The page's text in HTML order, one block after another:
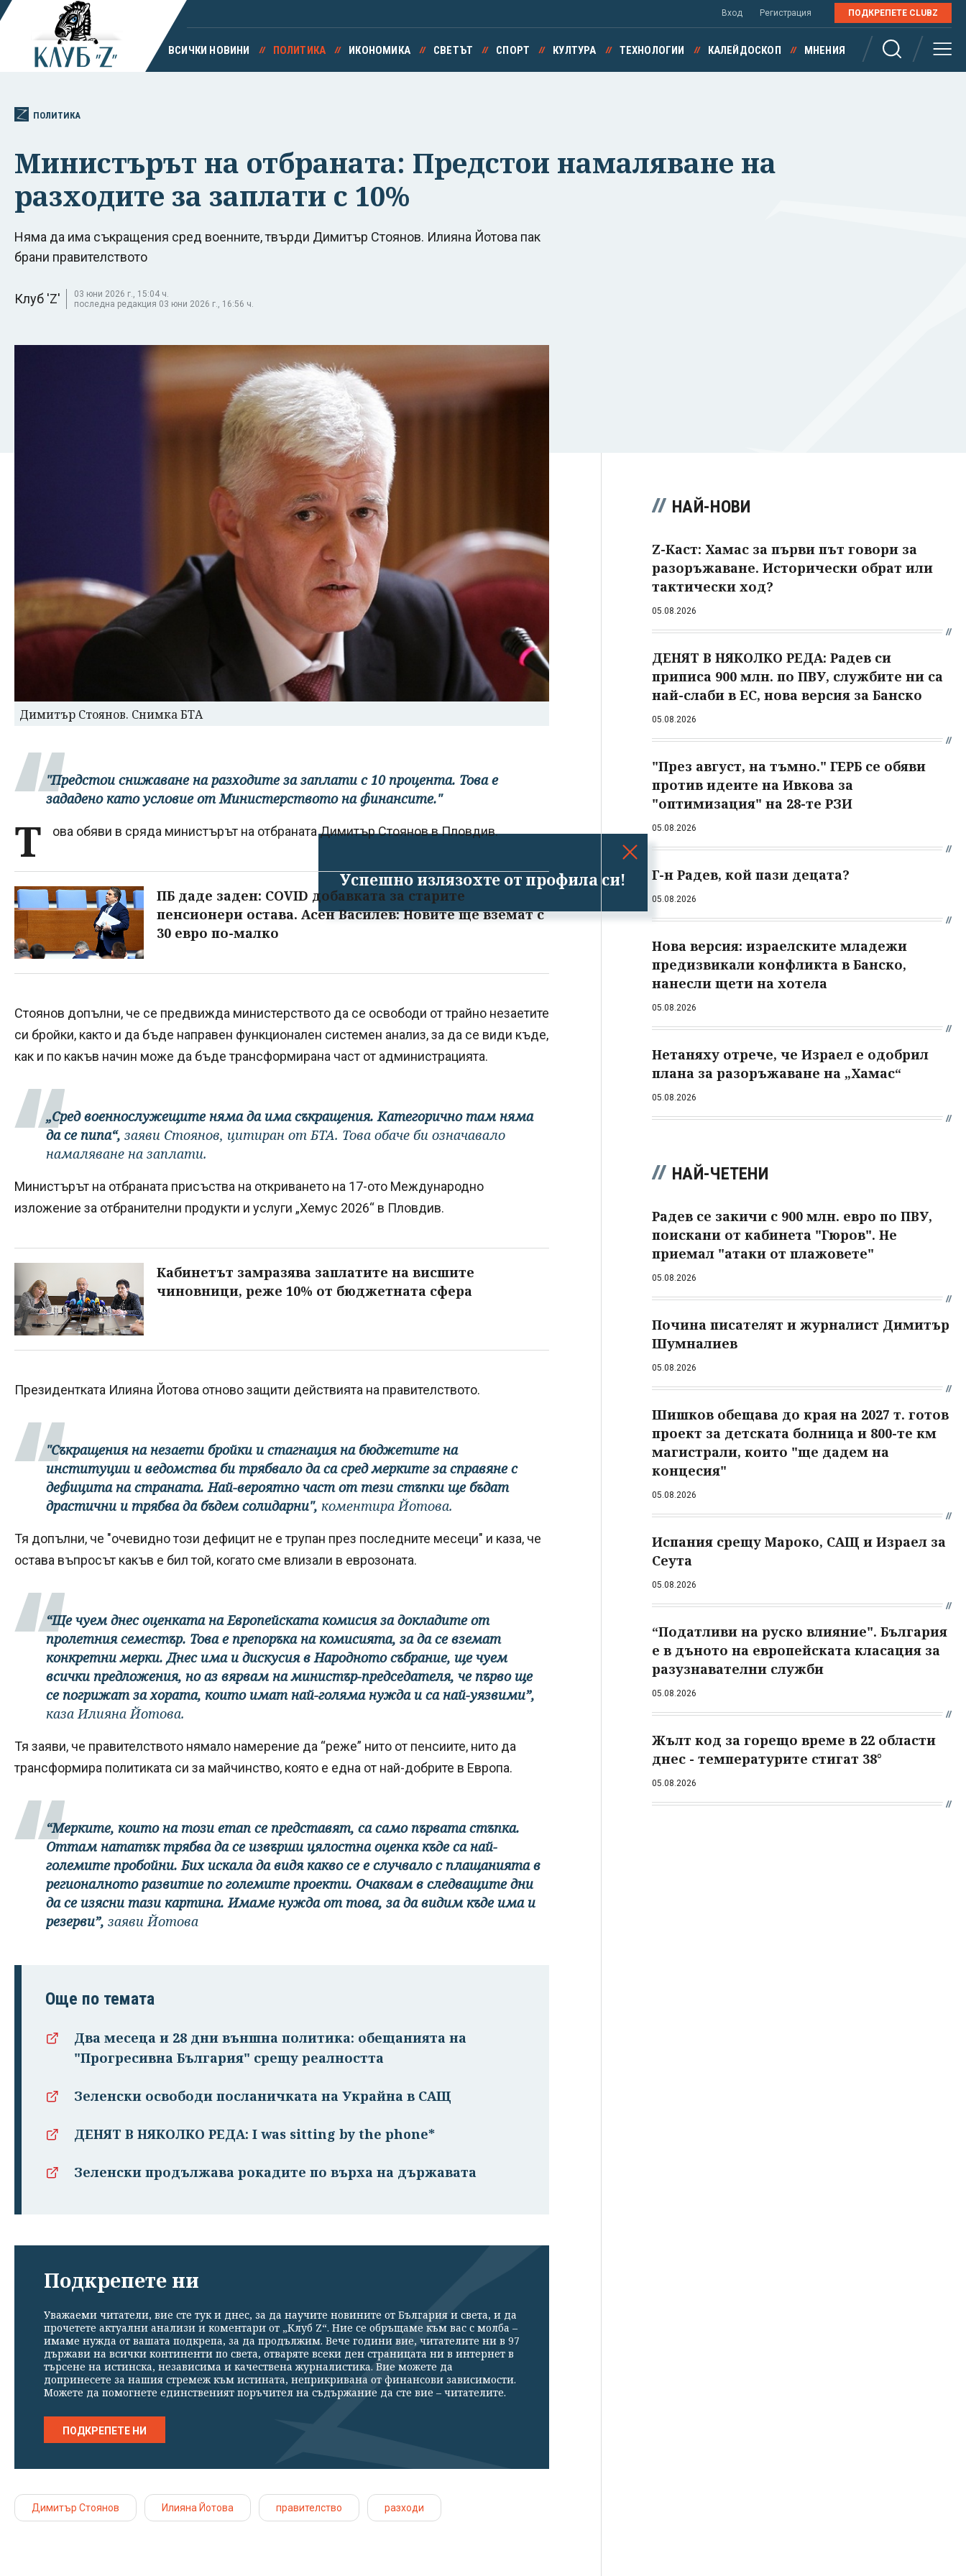
Успешно излязохте от профила си!
Вход Регистрация ПОДКРЕПЕТЕ CLUBZ
ВСИЧКИ НОВИНИ ПОЛИТИКА ИКОНОМИКА СВЕТЪТ СПОРТ КУЛТУРА ТЕХНОЛОГИИ КАЛЕЙДОСКОП МНЕНИЯ
ПОЛИТИКА
Министърът на отбраната: Предстои намаляване на
разходите за заплати с 10%
Няма да има съкращения сред военните, твърди Димитър Стоянов. Илияна Йотова пак
брани правителството
Клуб 'Z'
03 юни 2026 г., 15:04 ч.
последна редакция 03 юни 2026 г., 16:56 ч.
Димитър Стоянов. Снимка БТА
"Предстои снижаване на разходите за заплати с 10 процента. Това е
зададено като условие от Министерството на финансите."
Т ова обяви в сряда министърът на отбраната Димитър Стоянов в Пловдив.
ПБ даде заден: COVID добавката за старите
пенсионери остава. Асен Василев: Новите ще вземат с
30 евро по-малко
Стоянов допълни, че се предвижда министерството да се освободи от трайно незаетите
си бройки, както и да бъде направен функционален системен анализ, за да се види къде,
как и по какъв начин може да бъде трансформирана част от администрацията.
„Сред военнослужещите няма да има съкращения. Категорично там няма
да се пипа“, заяви Стоянов, цитиран от БТА. Това обаче би означавало
намаляване на заплати.
Министърът на отбраната присъства на откриването на 17-ото Международно
изложение за отбранителни продукти и услуги „Хемус 2026“ в Пловдив.
Кабинетът замразява заплатите на висшите
чиновници, реже 10% от бюджетната сфера
Президентката Илияна Йотова отново защити действията на правителството.
"Съкращения на незаети бройки и стагнация на бюджетите на
институции и ведомства би трябвало да са сред мерките за справяне с
дефицита на страната. Най-вероятно част от тези стъпки ще бъдат
драстични и трябва да бъдем солидарни", коментира Йотова.
Тя допълни, че "очевидно този дефицит не е трупан през последните месеци" и каза, че
остава въпросът какъв е бил той, когато сме влизали в еврозоната.
“Ще чуем днес оценката на Европейската комисия за докладите от
пролетния семестър. Това е препоръка на комисията, за да се вземат
конкретни мерки. Днес има и дискусия в Народното събрание, ще чуем
всички предложения, но аз вярвам на министър-председателя, че първо ще
се погрижат за хората, които имат най-голяма нужда и са най-уязвими”,
каза Илияна Йотова.
Тя заяви, че правителството нямало намерение да “реже” нито от пенсиите, нито да
трансформира политиката си за майчинство, която е една от най-добрите в Европа.
“Мерките, които на този етап се представят, са само първата стъпка.
Оттам нататък трябва да се извърши цялостна оценка къде са най-
големите пробойни. Бих искала да видя какво се е случвало с плащанията в
регионалното развитие по големите проекти. Очаквам в следващите дни
да се изясни тази картина. Имаме нужда от това, за да видим къде има и
резерви”, заяви Йотова
Още по темата
Два месеца и 28 дни външна политика: обещанията на
"Прогресивна България" срещу реалността
Зеленски освободи посланичката на Украйна в САЩ
ДЕНЯТ В НЯКОЛКО РЕДА: I was sitting by the phone*
Зеленски продължава рокадите по върха на държавата
Подкрепете ни
Уважаеми читатели, вие сте тук и днес, за да научите новините от България и света, и да
прочетете актуални анализи и коментари от „Клуб Z“. Ние се обръщаме към вас с молба –
имаме нужда от вашата подкрепа, за да продължим. Вече години вие, читателите ни в 97
държави на всички континенти по света, отваряте всеки ден страницата ни в интернет в
търсене на истинска, независима и качествена журналистика. Вие можете да
допринесете за нашия стремеж към истината, неприкривана от финансови зависимости.
Можете да помогнете единственият поръчител на съдържание да сте вие – читателите.
ПОДКРЕПЕТЕ НИ
Димитър Стоянов Илияна Йотова правителство разходи
НАЙ-НОВИ
Z-Каст: Хамас за първи път говори за
разоръжаване. Исторически обрат или
тактически ход?
05.08.2026
ДЕНЯТ В НЯКОЛКО РЕДА: Радев си
приписа 900 млн. по ПВУ, службите ни са
най-слаби в ЕС, нова версия за Банско
05.08.2026
"През август, на тъмно." ГЕРБ се обяви
против идеите на Ивкова за
"оптимизация" на 28-те РЗИ
05.08.2026
Г-н Радев, кой пази децата?
05.08.2026
Нова версия: израелските младежи
предизвикали конфликта в Банско,
нанесли щети на хотела
05.08.2026
Нетаняху отрече, че Израел е одобрил
плана за разоръжаване на „Хамас“
05.08.2026
НАЙ-ЧЕТЕНИ
Радев се закичи с 900 млн. евро по ПВУ,
поискани от кабинета "Гюров". Не
приемал "атаки от плажовете"
05.08.2026
Почина писателят и журналист Димитър
Шумналиев
05.08.2026
Шишков обещава до края на 2027 т. готов
проект за детската болница и 800-те км
магистрали, които "ще дадем на
концесия"
05.08.2026
Испания срещу Мароко, САЩ и Израел за
Сеута
05.08.2026
“Податливи на руско влияние". България
е в дъното на европейската класация за
разузнавателни служби
05.08.2026
Жълт код за горещо време в 22 области
днес - температурите стигат 38°
05.08.2026